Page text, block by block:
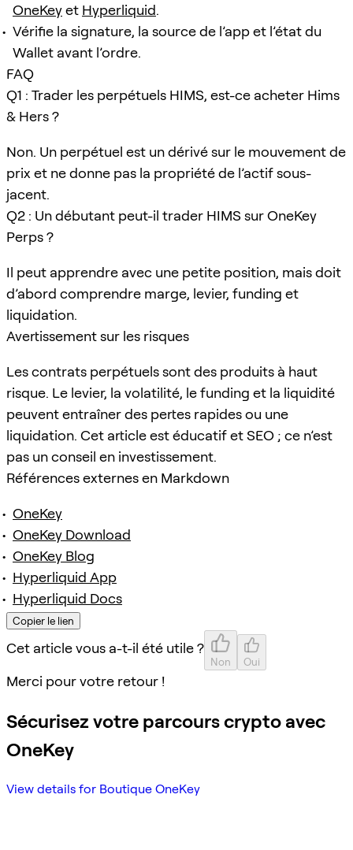
OneKeyet Hyperliquid.
Vérifie la signature, la source de l’app et l’état du
Wallet avant l’ordre.
FAQ
Q1 : Trader les perpétuels HIMS, est-ce acheter Hims
& Hers ?
Non. Un perpétuel est un dérivé sur le mouvement de
prix et ne donne pas la propriété de l’actif sous-
jacent.
Q2 : Un débutant peut-il trader HIMS sur OneKey
Perps ?
Il peut apprendre avec une petite position, mais doit
d’abord comprendre marge, levier, funding et
liquidation.
Avertissement sur les risques
Les contrats perpétuels sont des produits à haut
risque. Le levier, la volatilité, le funding et la liquidité
peuvent entraîner des pertes rapides ou une
liquidation. Cet article est éducatif et SEO ; ce n’est
pas un conseil en investissement.
Références externes en Markdown
OneKey
OneKey Download
OneKey Blog
Hyperliquid App
Hyperliquid Docs
Copier le lien
Cet article vous a-t-il été utile ?
Non Oui
Merci pour votre retour !
Sécurisez votre parcours crypto avec
OneKey
View details for Boutique OneKey